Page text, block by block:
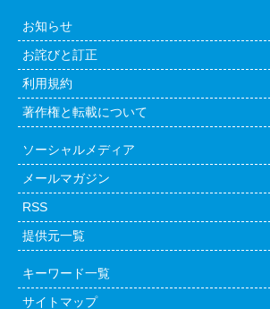
お知らせ
お詫びと訂正
利用規約
著作権と転載について
ソーシャルメディア
メールマガジン
RSS
提供元一覧
キーワード一覧
サイトマップ